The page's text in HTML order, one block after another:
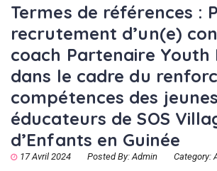
Termes de références :
recrutement d’un(e)
coach Partenaire Youth
dans le cadre du
compétences des
éducateurs de SOS
d’Enfants en Guinée
17 Avril 2024 Posted By: Admin Category: